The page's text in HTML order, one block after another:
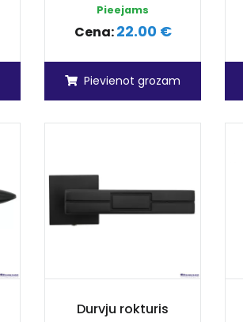
Pieejams
Cena:22.00 €
Pievienot grozam
Durvju rokturis